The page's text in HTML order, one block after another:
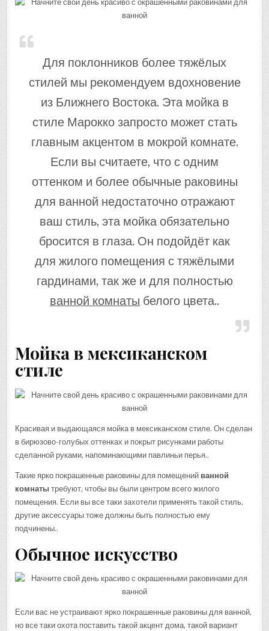
Для поклонников более тяжёлых
стилей мы рекомендуем вдохновение
из Ближнего Востока. Эта мойка в
стиле Марокко запросто может стать
главным акцентом в мокрой комнате.
Если вы считаете, что с одним
оттенком и более обычные раковины
для ванной недостаточно отражают
ваш стиль, эта мойка обязательно
бросится в глаза. Он подойдёт как
для жилого помещения с тяжёлыми
гардинами, так же и для полностью
ванной комнаты белого цвета..
Мойка в мексиканском
стиле
Красивая и выдающаяся мойка в мексиканском стиле. Он сделан
в бирюзово-голубых оттенках и покрыт рисунками работы
сделанной руками, напоминающими павлиньи перья..
Такие ярко покрашенные раковины для помещений ванной
комнаты требуют, чтобы вы были центром всего жилого
помещения. Если вы все таки захотели применять такой стиль,
другие аксессуары тоже должны быть полностью ему
подчинены..
Обычное искусство
Если вас не устраивают ярко покрашенные раковины для ванной,
но все таки охота поставить такой акцент дома, такой вариант